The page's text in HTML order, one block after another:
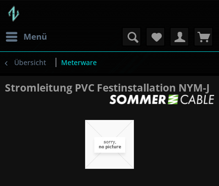
Menü
Übersicht Meterware
Stromleitung PVC Festinstallation NYM-J